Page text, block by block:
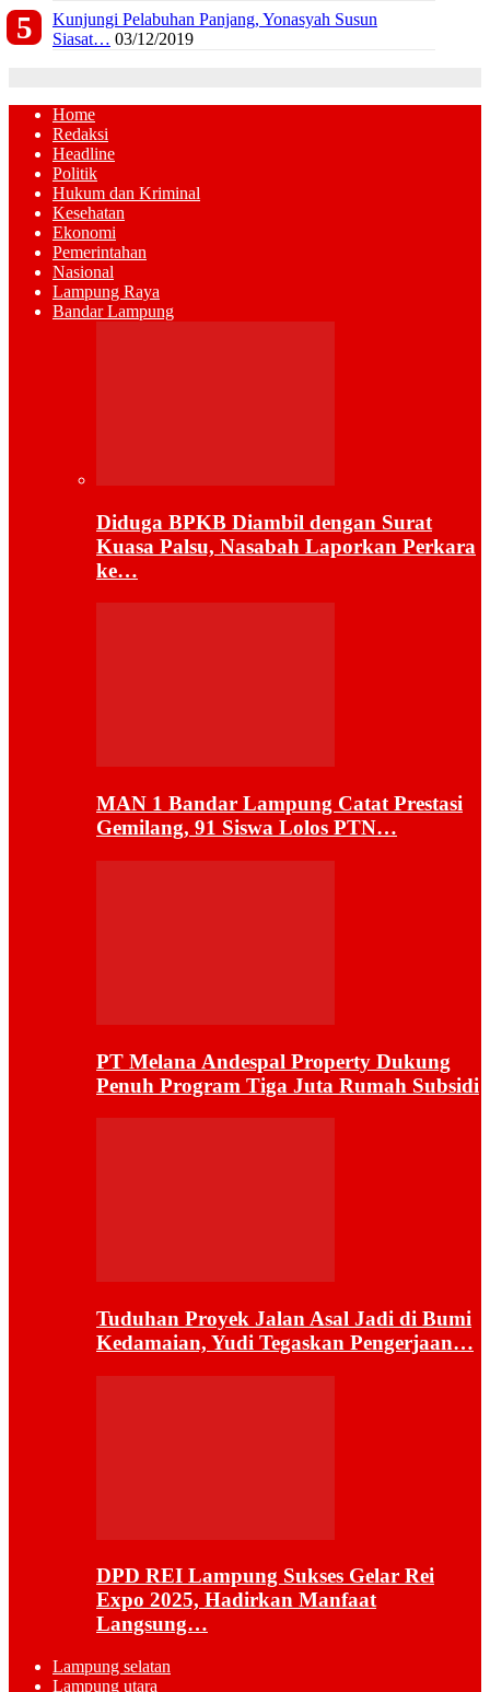
Kunjungi Pelabuhan Panjang, Yonasyah Susun
Siasat… 03/12/2019
Home
Redaksi
Headline
Politik
Hukum dan Kriminal
Kesehatan
Ekonomi
Pemerintahan
Nasional
Lampung Raya
Bandar Lampung
Diduga BPKB Diambil dengan Surat
Kuasa Palsu, Nasabah Laporkan Perkara
ke…
MAN 1 Bandar Lampung Catat Prestasi
Gemilang, 91 Siswa Lolos PTN…
PT Melana Andespal Property Dukung
Penuh Program Tiga Juta Rumah Subsidi
Tuduhan Proyek Jalan Asal Jadi di Bumi
Kedamaian, Yudi Tegaskan Pengerjaan…
DPD REI Lampung Sukses Gelar Rei
Expo 2025, Hadirkan Manfaat
Langsung…
Lampung selatan
Lampung utara